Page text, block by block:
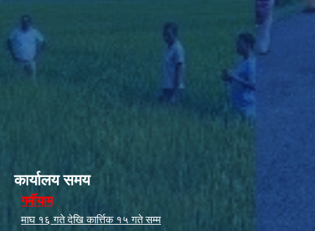
कार्यालय समय
गर्मीयाम
माघ १६ गते देखि कार्त्तिक १५ गते सम्म